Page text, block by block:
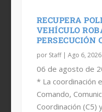
JAX MOTO
LA EDICIÓN 14,
RODAR
RACHEL
MUNDIAL DE
RECUPERA
VEHÍCULO
PERSECUCIÓN
por Staff| Ago 6, 2026
06 de agosto de
* La coordinación
Comando,
Coordinación (C5)